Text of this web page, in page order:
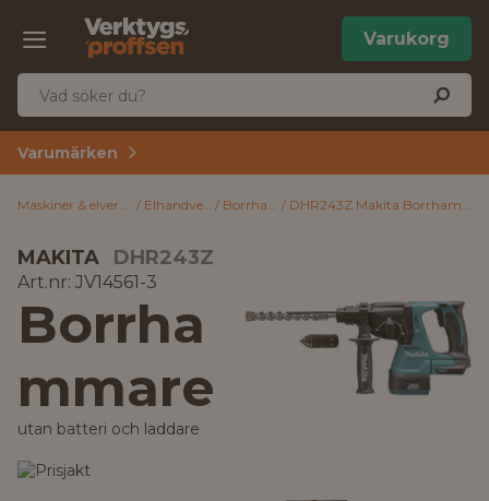
Varukorg
Varumärken
Maskiner & elverktyg Elhandverktyg Borrhammare DHR243Z Makita Borrhammare utan batteri och laddare
MAKITA DHR243Z
Art.nr: JV14561-3
Borrha
mmare
utan batteri och laddare